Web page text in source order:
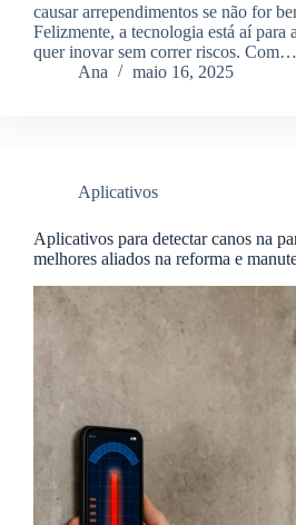
causar arrependimentos se não for
Felizmente, a tecnologia está aí para
quer inovar sem correr riscos. Com…
Ana
maio 16, 2025
Aplicativos
Aplicativos para detectar canos na
melhores aliados na reforma e